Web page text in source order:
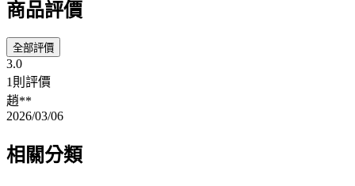
商品評價
全部評價
3.0
1則評價
趙**
2026/03/06
相關分類